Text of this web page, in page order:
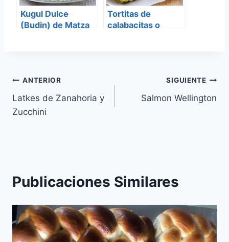
Kugul Dulce
(Budin) de Matza
Tortitas de
calabacitas o
Navegación
de
ANTERIOR
Latkes de Zanahoria y
Zucchini
SIGUIENTE
Salmon Wellington
Publicaciones Similares